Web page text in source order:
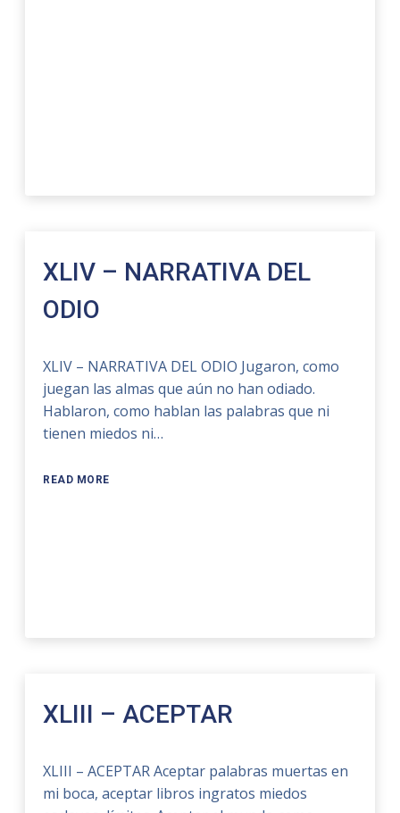
XLIV – NARRATIVA DEL
ODIO
XLIV – NARRATIVA DEL ODIO Jugaron, como
juegan las almas que aún no han odiado.
Hablaron, como hablan las palabras que ni
tienen miedos ni…
READ MORE
XLIII – ACEPTAR
XLIII – ACEPTAR Aceptar palabras muertas en
mi boca, aceptar libros ingratos miedos